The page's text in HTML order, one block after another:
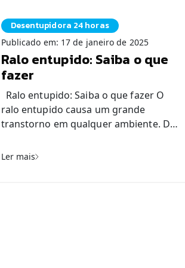
gera um grande incômodo imediato.
Da mesma forma, pias que […]
Desentupidora 24 horas
Publicado em: 17 de janeiro de 2025
Ralo entupido: Saiba o que
fazer
Ralo entupido: Saiba o que fazer O
ralo entupido causa um grande
transtorno em qualquer ambiente. De
tipo de problema. Esse problema não
Ler mais